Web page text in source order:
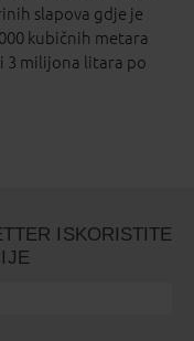
slapova gdje je
kubičnih metara
3 milijona litara po
ISKORISTITE